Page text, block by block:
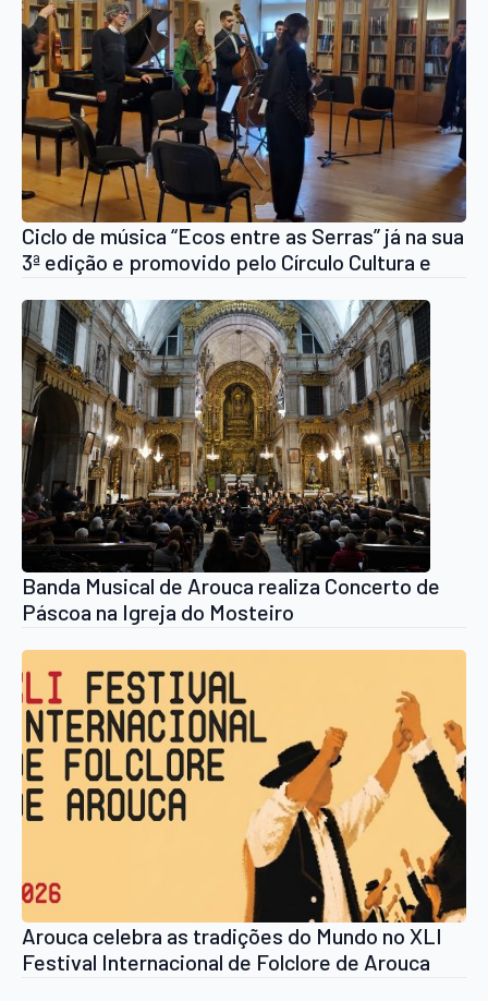
Ciclo de música “Ecos entre as Serras” já na sua
3ª edição e promovido pelo Círculo Cultura e
Banda Musical de Arouca realiza Concerto de
Páscoa na Igreja do Mosteiro
Arouca celebra as tradições do Mundo no XLI
Festival Internacional de Folclore de Arouca